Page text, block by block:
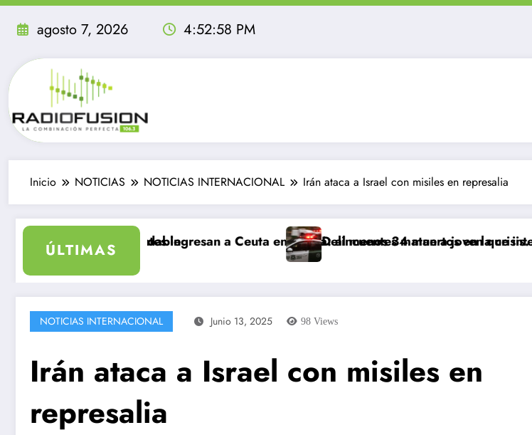
Saltar
agosto 7, 2026 4:52:59 PM
Inicio NOTICIAS NOTICIAS INTERNACIONAL Irán ataca a Israel con misiles en represalia
ÚLTIMAS
sea inolvidable
migrantes ingresan a Ceuta en un día: al menos 34 muertos en la crisis.
Delincuentes matan a joven que intentó
NOTICIAS INTERNACIONAL Junio 13, 2025 98 Views
Irán ataca a Israel con misiles en
represalia